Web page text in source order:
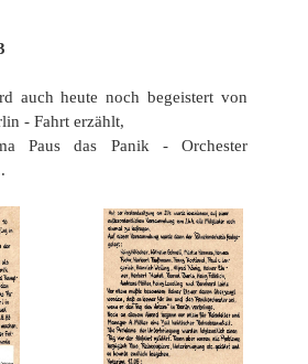
auch heute noch begeistert von
- Fahrt erzählt,
Paus
das Panik - Orchester